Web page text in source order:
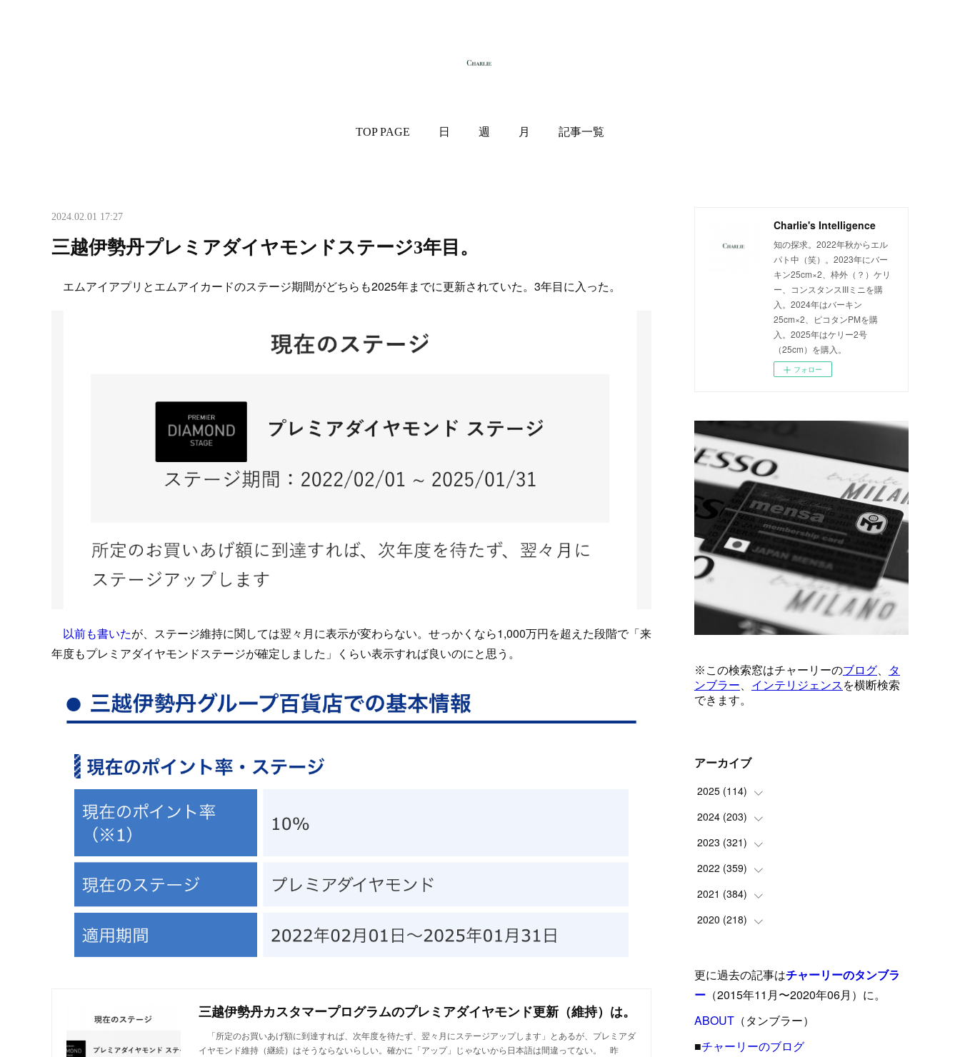
TOP PAGE 日 週 月 記事一覧
2024.02.01 17:27
三越伊勢丹プレミアダイヤモンドステージ3年目。
エムアイアプリとエムアイカードのステージ期間がどちらも2025年までに更新されていた。3年目に入った。
以前も書いたが、ステージ維持に関しては翌々月に表示が変わらない。せっかくなら1,000万円を超えた段階で「来
年度もプレミアダイヤモンドステージが確定しました」くらい表示すれば良いのにと思う。
三越伊勢丹カスタマープログラムのプレミアダイヤモンド更新（維持）は。
「所定のお買いあげ額に到達すれば、次年度を待たず、翌々月にステージアップします」とあるが、プレミアダ
イヤモンド維持（継続）はそうならないらしい。確かに「アップ」じゃないから日本語は間違ってない。 昨
Charlie's Intelligence
知の探求。2022年秋からエル
パト中（笑）。2023年にバー
キン25cm×2、枠外（？）ケリ
ー、コンスタンスIIIミニを購
入。2024年はバーキン
25cm×2、ピコタンPMを購
入。2025年はケリー2号
（25cm）を購入。
フォロー
アーカイブ
2025 (114)
(1)
(8)
(6)
(9)
(5 )
15
(24)
(8 )
17
2024 (203)
(24)
(10)
(18)
(17)
16
(12)
(19 )
(13
2023 (321)
(25)
(17)
(35)
33 )
(26)
(27 )
(29
2022 (359)
(42)
(37)
(31)
(31)
(31 )
(26
2021 (384)
(9)
(39)
(23)
(40 )
(55
2020 (218)
(24)
(42)
(24 )
(33
更に過去の記事はチャーリーのタンブラ
ー （2015年11月〜2020年06月）に。
ABOUT （タンブラー）
■チャーリーのブログ